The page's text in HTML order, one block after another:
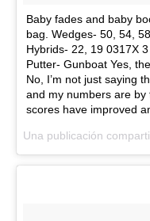
Baby fades and baby
bag. Wedges- 50, 54,
Hybrids- 22, 19 0317X
Putter- Gunboat Yes,
No, I’m not just saying
and my numbers are
scores have improved